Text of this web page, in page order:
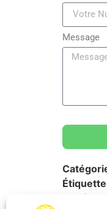
Message
santé au